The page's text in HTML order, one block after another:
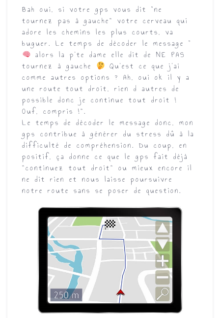
Bah oui, si votre gps vous dit “ne
tournez pas à gauche” votre cerveau qui
adore les chemins les plus courts, va
buguer. Le temps de décoder le message “
alors la p’te dame elle dit de NE PAS
tournez à gauche
Qu’est ce que j’ai
comme autres options ? Ah, oui ok il y a
une route tout droit, rien d autres de
possible donc je continue tout droit !
Ouf, compris !”.
Le temps de décoder le message donc, mon
gps contribue à générer du stress dû à la
difficulté de compréhension. Du coup, en
positif, ça donne ce que le gps fait déjà
”continuez tout droit” ou mieux encore il
ne dit rien et nous laisse poursuivre
notre route sans se poser de question.